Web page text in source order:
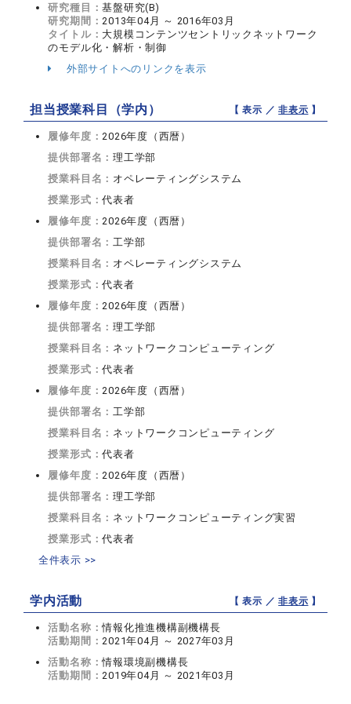
研究種目：基盤研究(B)
研究期間： 2013年04月 ～ 2016年03月
タイトル： 大規模コンテンツセントリックネットワーク
のモデル化・解析・制御
外部サイトへのリンクを表示
担当授業科目（学内） 【 表示 ／非表示 】
履修年度： 2026年度（西暦）
提供部署名：理工学部
授業科目名： オペレーティングシステム
授業形式：代表者
履修年度： 2026年度（西暦）
提供部署名： 工学部
授業科目名： オペレーティングシステム
授業形式：代表者
履修年度： 2026年度（西暦）
提供部署名：理工学部
授業科目名： ネットワークコンピューティング
授業形式：代表者
履修年度： 2026年度（西暦）
提供部署名： 工学部
授業科目名： ネットワークコンピューティング
授業形式：代表者
履修年度： 2026年度（西暦）
提供部署名：理工学部
授業科目名： ネットワークコンピューティング実習
授業形式：代表者
全件表示 >>
学内活動 【 表示 ／非表示 】
活動名称：情報化推進機構副機構長
活動期間： 2021年04月 ～ 2027年03月
活動名称：情報環境副機構長
活動期間： 2019年04月 ～ 2021年03月